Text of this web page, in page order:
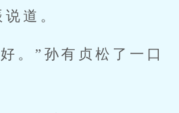
道。
。”孙有贞松了一口